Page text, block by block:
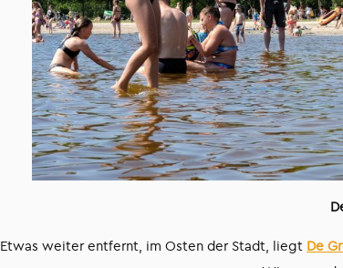
Etwas weiter entfernt, im Osten der Stadt, liegt De